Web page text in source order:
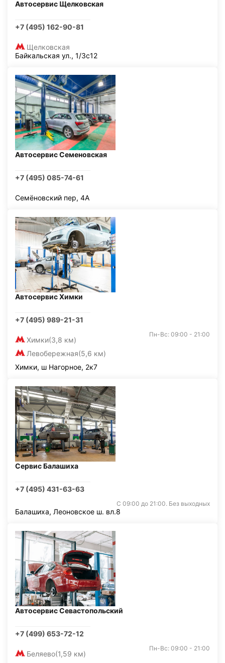
Автосервис Щелковская
+7 (495) 162-90-81
Щелковская
Байкальская ул., 1/3с12
Автосервис Семеновская
+7 (495) 085-74-61
Семёновский пер, 4А
Автосервис Химки
+7 (495) 989-21-31
Химки(3,8 км)
Левобережная(5,6 км)
Пн-Вс: 09:00 - 21:00
Химки, ш Нагорное, 2к7
Сервис Балашиха
+7 (495) 431-63-63
С 09:00 до 21:00. Без выходных
Балашиха, Леоновское ш. вл.8
Автосервис Севастопольский
+7 (499) 653-72-12
Беляево(1,59 км)
Пн-Вс: 09:00 - 21:00